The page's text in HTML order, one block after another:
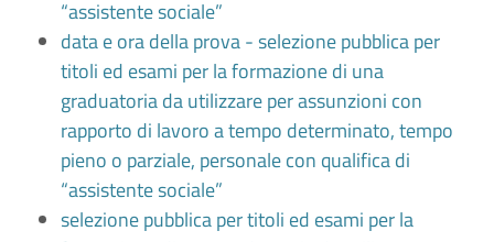
“assistente sociale”
data e ora della prova - selezione pubblica per
titoli ed esami per la formazione di una
graduatoria da utilizzare per assunzioni con
rapporto di lavoro a tempo determinato, tempo
pieno o parziale, personale con qualifica di
“assistente sociale”
selezione pubblica per titoli ed esami per la